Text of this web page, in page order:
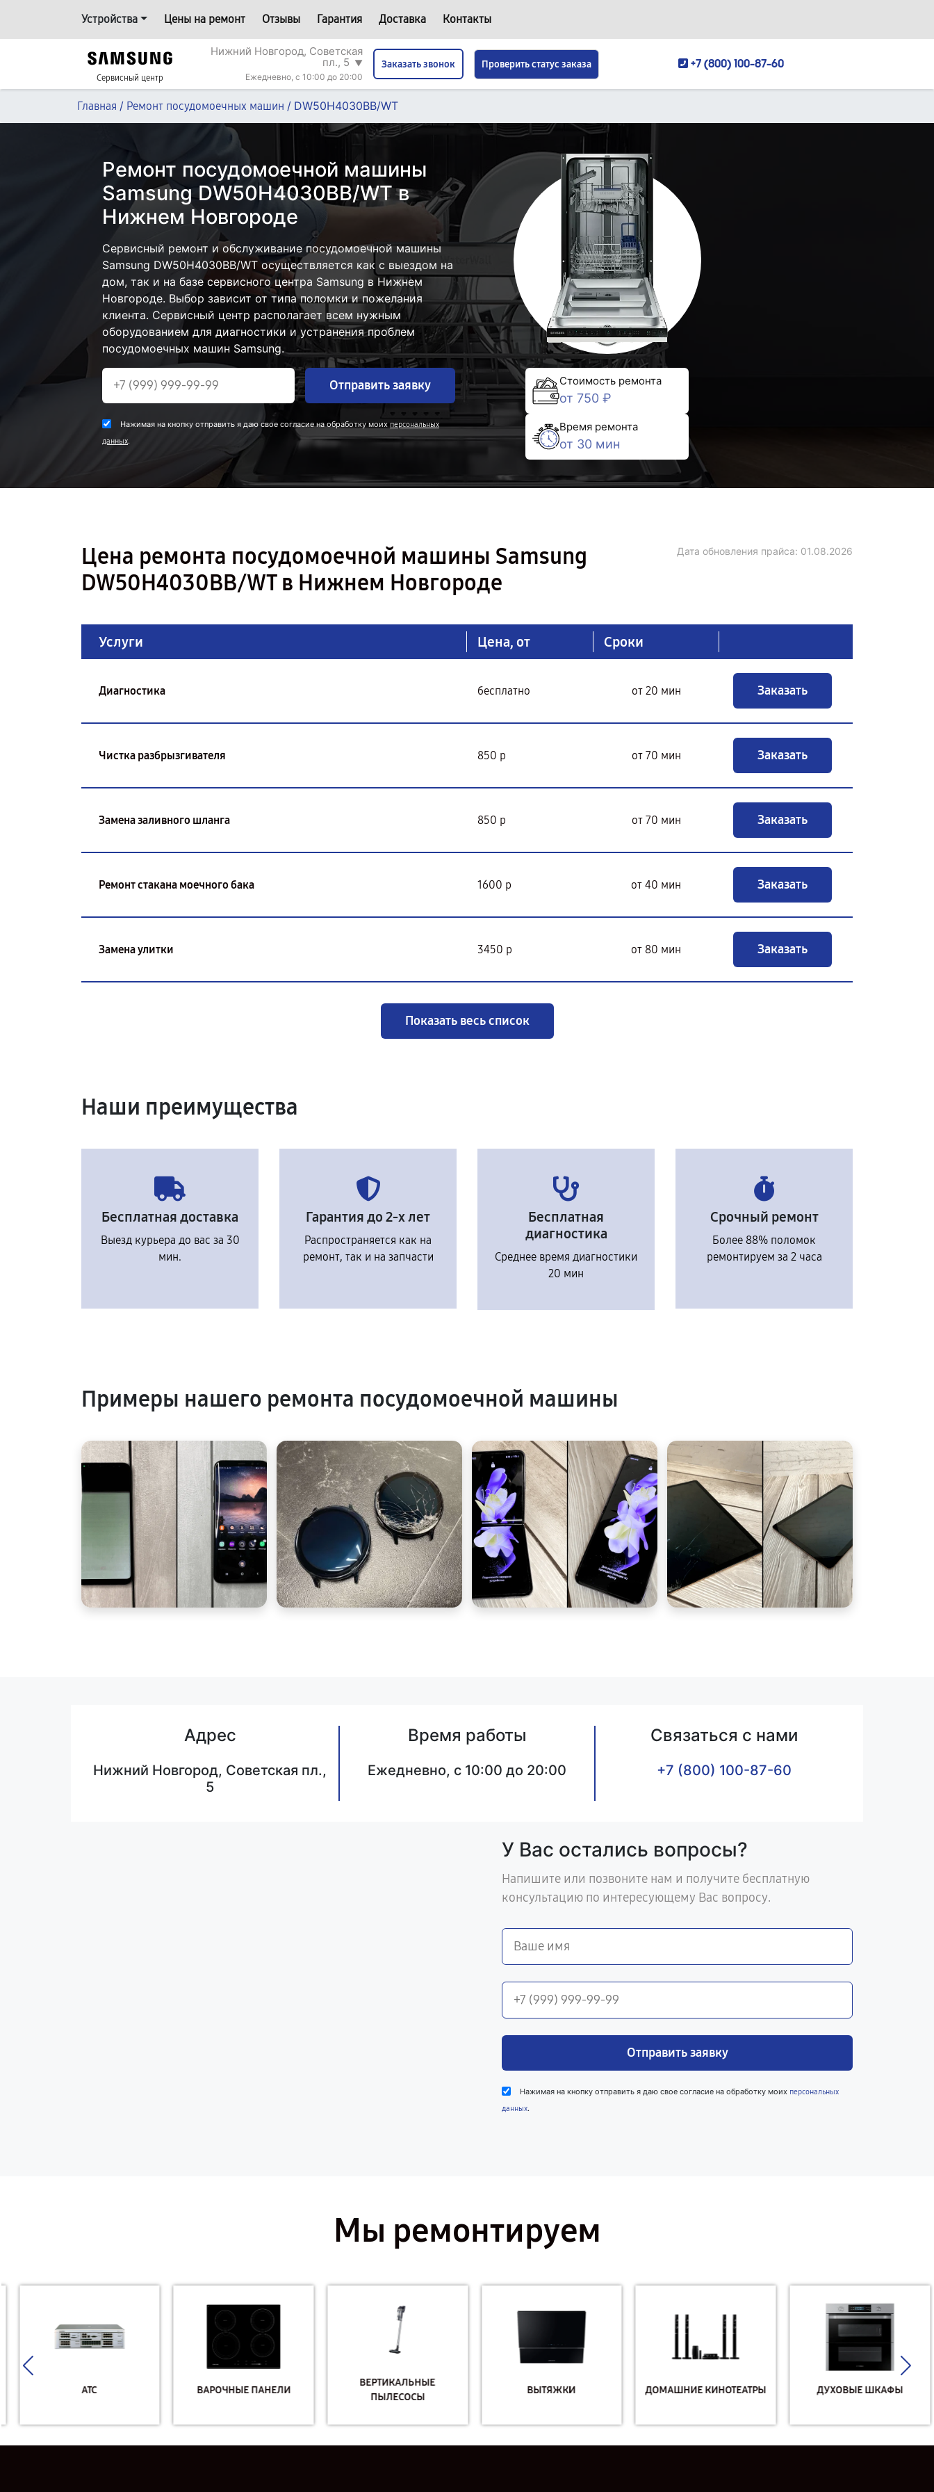
Устройства Цены на ремонт Отзывы Гарантия Доставка Контакты
Сервисный центр
Нижний Новгород, Советская
пл., 5 ▼
Ежедневно, с 10:00 до 20:00
Заказать звонок Проверить статус заказа +7 (800) 100-87-60
Главная / Ремонт посудомоечных машин / DW50H4030BB/WT
Ремонт посудомоечной машины
Samsung DW50H4030BB/WT в
Нижнем Новгороде
Сервисный ремонт и обслуживание посудомоечной машины
Samsung DW50H4030BB/WT осуществляется как с выездом на
дом, так и на базе сервисного центра Samsung в Нижнем
Новгороде. Выбор зависит от типа поломки и пожелания
клиента. Сервисный центр располагает всем нужным
оборудованием для диагностики и устранения проблем
посудомоечных машин Samsung.
Отправить заявку
Нажимая на кнопку отправить я даю свое согласие на обработку моихперсональных
данных.
Стоимость ремонта
от 750 ₽
Время ремонта
от 30 мин
Цена ремонта посудомоечной машины Samsung
DW50H4030BB/WT в Нижнем Новгороде
Дата обновления прайса: 01.08.2026
Услуги Цена, от Сроки
Диагностика бесплатно от 20 мин Заказать
Чистка разбрызгивателя 850 р от 70 мин Заказать
Замена заливного шланга 850 р от 70 мин Заказать
Ремонт стакана моечного бака 1600 р от 40 мин Заказать
Замена улитки 3450 р от 80 мин Заказать
Показать весь список
Наши преимущества
Бесплатная доставка
Выезд курьера до вас за 30
мин.
Гарантия до 2-х лет
Распространяется как на
ремонт, так и на запчасти
Бесплатная
диагностика
Среднее время диагностики
20 мин
Срочный ремонт
Более 88% поломок
ремонтируем за 2 часа
Примеры нашего ремонта посудомоечной машины
Адрес
Нижний Новгород, Советская пл.,
5
Время работы
Ежедневно, с 10:00 до 20:00
Связаться с нами
+7 (800) 100-87-60
У Вас остались вопросы?
Напишите или позвоните нам и получите бесплатную
консультацию по интересующему Вас вопросу.
Отправить заявку
Нажимая на кнопку отправить я даю свое согласие на обработку моих персональных
данных.
Мы ремонтируем
АТС ВАРОЧНЫЕ ПАНЕЛИ
ВЕРТИКАЛЬНЫЕ
ПЫЛЕСОСЫ
ВЫТЯЖКИ ДОМАШНИЕ КИНОТЕАТРЫ ДУХОВЫЕ ШКАФЫ